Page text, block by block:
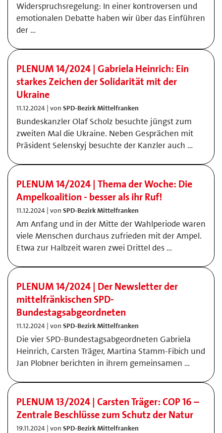
Widerspruchsregelung: In einer kontroversen und
emotionalen Debatte haben wir über das Einführen
der …
PLENUM 14/2024 | Gabriela Heinrich: Ein
starkes Zeichen der Solidarität mit der
Ukraine
11.12.2024 | von SPD-Bezirk Mittelfranken
Bundeskanzler Olaf Scholz besuchte jüngst zum
zweiten Mal die Ukraine. Neben Gesprächen mit
Präsident Selenskyj besuchte der Kanzler auch …
PLENUM 14/2024 | Thema der Woche: Die
Ampelkoalition - besser als ihr Ruf!
11.12.2024 | von SPD-Bezirk Mittelfranken
Am Anfang und in der Mitte der Wahlperiode waren
viele Menschen durchaus zufrieden mit der Ampel.
Etwa zur Halbzeit waren zwei Drittel des …
PLENUM 14/2024 | Der Newsletter der
mittelfränkischen SPD-
Bundestagsabgeordneten
11.12.2024 | von SPD-Bezirk Mittelfranken
Die vier SPD-Bundestagsabgeordneten Gabriela
Heinrich, Carsten Träger, Martina Stamm-Fibich und
Jan Plobner berichten in ihrem gemeinsamen …
PLENUM 13/2024 | Carsten Träger: COP 16 –
Zentrale Beschlüsse zum Schutz der Natur
19.11.2024 | von SPD-Bezirk Mittelfranken